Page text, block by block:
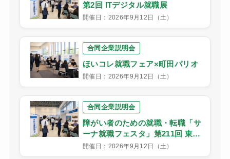
第2回 ITデジタル就職展
開催日：2026年9月12日（土）
合同企業説明会
ほいコレ就職フェア×町田パリオ
開催日：2026年9月12日（土）
合同企業説明会
障がい者のための就職・転職「サ
ーナ就職フェスタ」第211回 東京
会場
開催日：2026年9月12日（土）